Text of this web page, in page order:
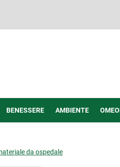
BENESSERE AMBIENTE
da ospedale